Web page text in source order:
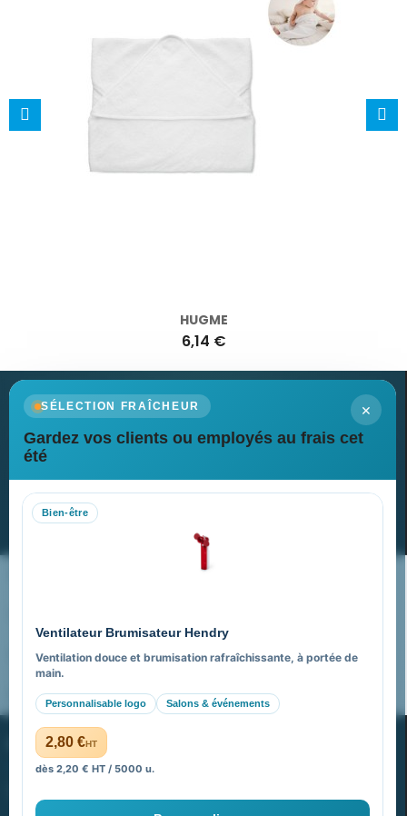
HUGME
6,14 €
×
SÉLECTION FRAÎCHEUR
Gardez vos clients ou employés au frais cet
été
Bien-être
Ventilateur Brumisateur Hendry
Ventilation douce et brumisation rafraîchissante, à portée de
main.
Personnalisable logo Salons & événements
2,80 €HT
dès 2,20 € HT / 5000 u.
Newsletter
Recevez nos dernières nouvelles et nos offres spéciales
Nos expertises & accompagnement global
FAQ sur Promenoch Goodies Pub France
Pourquoi ça a marché à 100% pour moi ?
PROMENOCH GOODIES